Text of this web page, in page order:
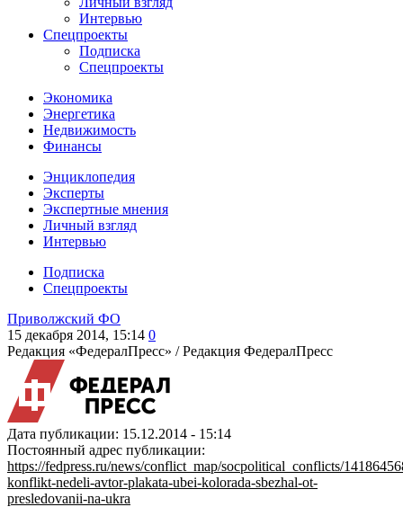
Интервью
Спецпроекты
Подписка
Спецпроекты
Экономика
Энергетика
Недвижимость
Финансы
Энциклопедия
Эксперты
Экспертные мнения
Личный взгляд
Интервью
Подписка
Спецпроекты
Приволжский ФО
15 декабря 2014, 15:14 0
Редакция «ФедералПресс» /Редакция ФедералПресс
Дата публикации: 15.12.2014 - 15:14
Постоянный адрес публикации:
https://fedpress.ru/news/conflict_map/socpolitical_conflicts/
konflikt-nedeli-avtor-plakata-ubei-kolorada-sbezhal-ot-
presledovanii-na-ukra